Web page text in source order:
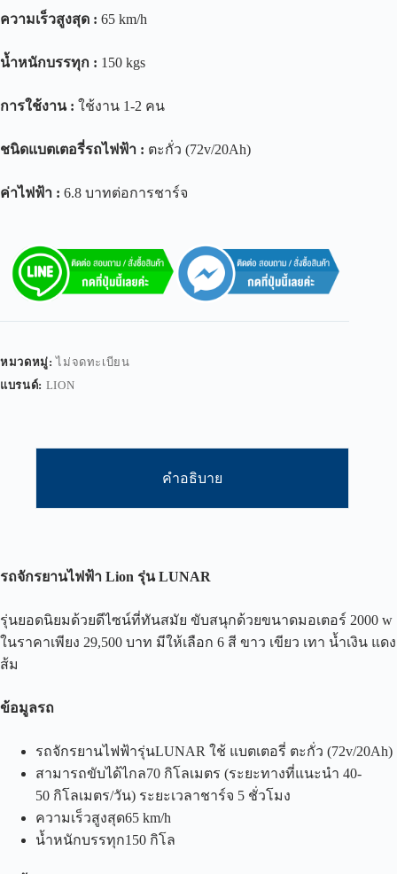
ความเร็วสูงสุด : 65 km/h
น้ำหนักบรรทุก : 150 kgs
การใช้งาน: ใช้งาน 1-2 คน
ชนิดแบตเตอรี่รถไฟฟ้า : ตะกั่ว (72v/20Ah)
ค่าไฟฟ้า : 6.8 บาทต่อการชาร์จ
หมวดหมู่:ไม่จดทะเบียน
แบรนด์: LION
คำอธิบาย
รถจักรยานไฟฟ้า Lion รุ่นLUNAR
รุ่นยอดนิยมด้วยดีไซน์ที่ทันสมัย ขับสนุกด้วยขนาดมอเตอร์ 2000 w
ในราคาเพียง 29,500 บาท มีให้เลือก 6 สี ขาว เขียว เทา น้ำเงิน แดง
ส้ม
ข้อมูลรถ
รถจักรยานไฟฟ้ารุ่นLUNAR ใช้ แบตเตอรี่ ตะกั่ว (72v/20Ah)
สามารถขับได้ไกล70 กิโลเมตร (ระยะทางที่แนะนำ 40-
50 กิโลเมตร/วัน) ระยะเวลาชาร์จ 5 ชั่วโมง
ความเร็วสูงสุด65 km/h
น้ำหนักบรรทุก150 กิโล